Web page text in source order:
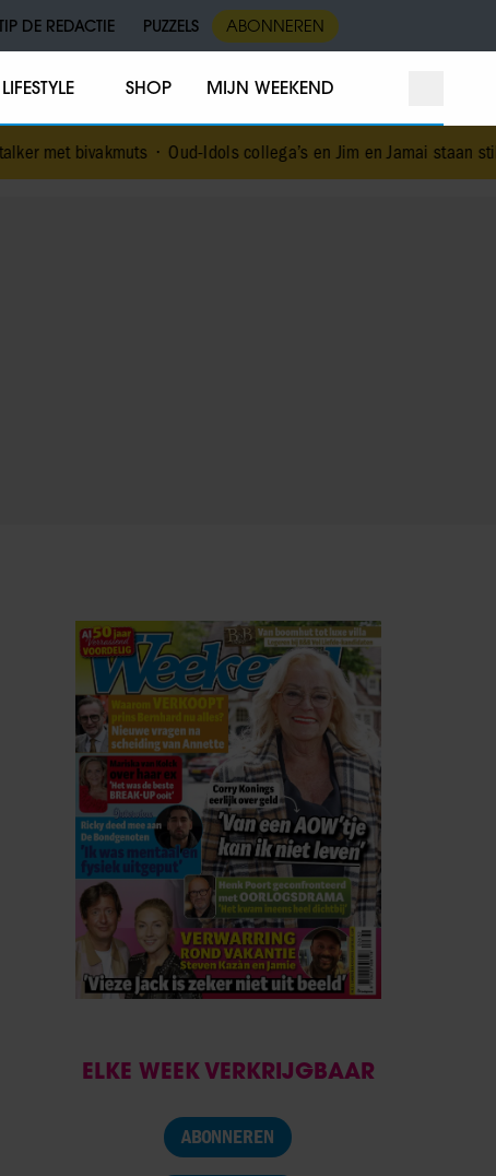
DE REDACTIE PUZZELS ABONNEREN
LIFESTYLE SHOP MIJN WEEKEND
•Oud-Idols collega’s en Jim en Jamai staan stil bij overlijden
ELKE WEEK VERKRIJGBAAR
ABONNEREN